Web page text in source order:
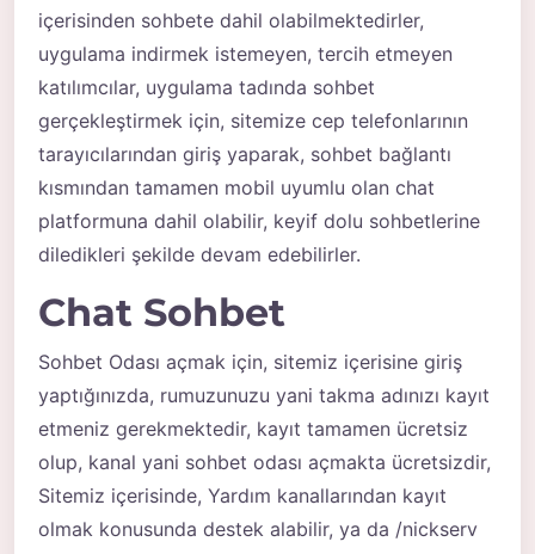
içerisinden sohbete dahil olabilmektedirler,
uygulama indirmek istemeyen, tercih etmeyen
katılımcılar, uygulama tadında sohbet
gerçekleştirmek için, sitemize cep telefonlarının
tarayıcılarından giriş yaparak, sohbet bağlantı
kısmından tamamen mobil uyumlu olan chat
platformuna dahil olabilir, keyif dolu sohbetlerine
diledikleri şekilde devam edebilirler.
Chat Sohbet
Sohbet Odası açmak için, sitemiz içerisine giriş
yaptığınızda, rumuzunuzu yani takma adınızı kayıt
etmeniz gerekmektedir, kayıt tamamen ücretsiz
olup, kanal yani sohbet odası açmakta ücretsizdir,
Sitemiz içerisinde, Yardım kanallarından kayıt
olmak konusunda destek alabilir, ya da /nickserv